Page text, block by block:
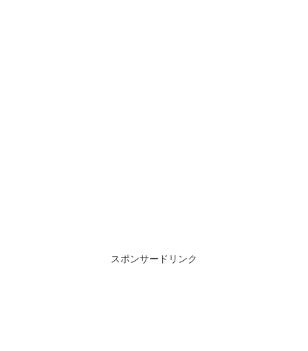
スポンサードリンク